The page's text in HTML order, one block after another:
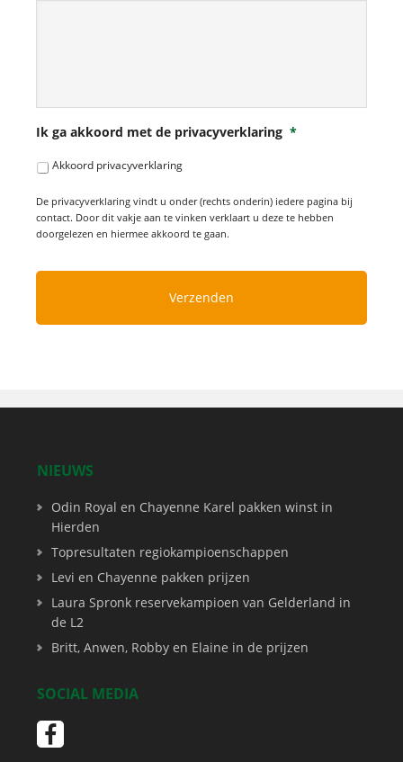
Ik ga akkoord met de privacyverklaring *
Akkoord privacyverklaring
De privacyverklaring vindt u onder (rechts onderin) iedere pagina bij
contact. Door dit vakje aan te vinken verklaart u deze te hebben
doorgelezen en hiermee akkoord te gaan.
NIEUWS
Odin Royal en Chayenne Karel pakken winst in
Hierden
Topresultaten regiokampioenschappen
Levi en Chayenne pakken prijzen
Laura Spronk reservekampioen van Gelderland in
de L2
Britt, Anwen, Robby en Elaine in de prijzen
SOCIAL MEDIA